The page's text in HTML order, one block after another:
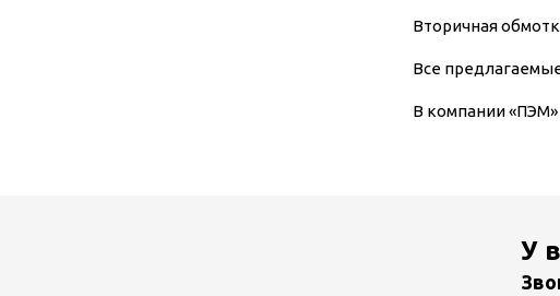
Вторичная
Все
В компании
У